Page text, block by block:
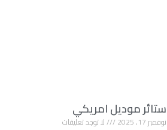
ستائر موديل امريكي
نوفمبر 17, 2025 لا توجد تعليقات